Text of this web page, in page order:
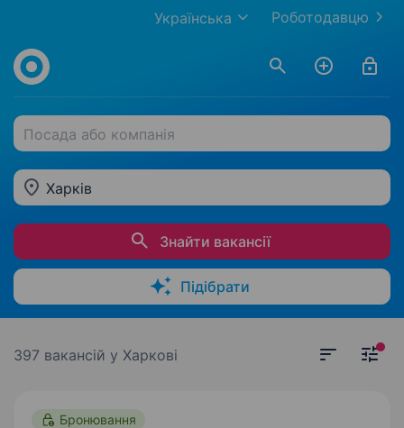
Роботодавцю
Українська
Посада або компанія
Харків
Знайти вакансії
Підібрати
397 вакансій у Харкові
Бронювання